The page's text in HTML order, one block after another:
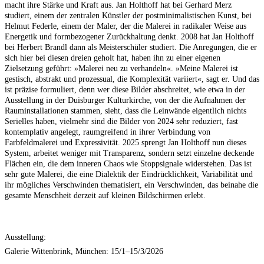
macht ihre Stärke und Kraft aus. Jan Holthoff hat bei Gerhard Merz
studiert, einem der zentralen Künstler der postminimalistischen Kunst, bei
Helmut Federle, einem der Maler, der die Malerei in radikaler Weise aus
Energetik und formbezogener Zurückhaltung denkt. 2008 hat Jan Holthoff
bei Herbert Brandl dann als Meisterschüler studiert. Die Anregungen, die er
sich hier bei diesen dreien geholt hat, haben ihn zu einer eigenen
Zielsetzung geführt: »Malerei neu zu verhandeln«. »Meine Malerei ist
gestisch, abstrakt und prozessual, die Komplexität variiert«, sagt er. Und das
ist präzise formuliert, denn wer diese Bilder abschreitet, wie etwa in der
Ausstellung in der Duisburger Kulturkirche, von der die Aufnahmen der
Rauminstallationen stammen, sieht, dass die Leinwände eigentlich nichts
Serielles haben, vielmehr sind die Bilder von 2024 sehr reduziert, fast
kontemplativ angelegt, raumgreifend in ihrer Verbindung von
Farbfeldmalerei und Expressivität. 2025 sprengt Jan Holthoff nun dieses
System, arbeitet weniger mit Transparenz, sondern setzt einzelne deckende
Flächen ein, die dem inneren Chaos wie Stoppsignale widerstehen. Das ist
sehr gute Malerei, die eine Dialektik der Eindrücklichkeit, Variabilität und
ihr mögliches Verschwinden thematisiert, ein Verschwinden, das beinahe die
gesamte Menschheit derzeit auf kleinen Bildschirmen erlebt.
Ausstellung:
Galerie Wittenbrink, München: 15/1–15/3/2026